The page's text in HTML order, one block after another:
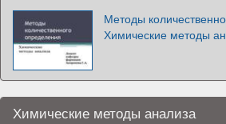
Методы
Химические методы
Химические методы анализа